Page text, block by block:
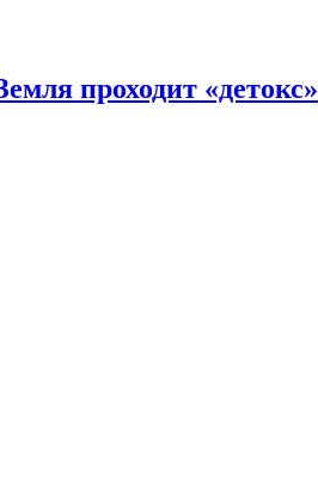
проходит «детокс»